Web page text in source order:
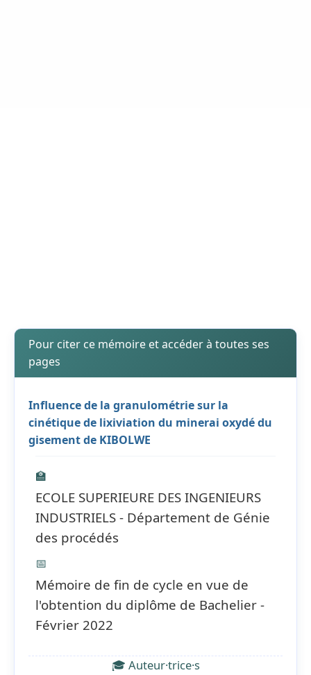
Pour citer ce mémoire et accéder à toutes ses
pages
Influence de la granulométrie sur la
cinétique de lixiviation du minerai oxydé du
gisement de KIBOLWE
🏫
ECOLE SUPERIEURE DES INGENIEURS
INDUSTRIELS - Département de Génie
des procédés
📅
Mémoire de fin de cycle en vue de
l'obtention du diplôme de Bachelier -
Février 2022
🎓 Auteur·trice·s